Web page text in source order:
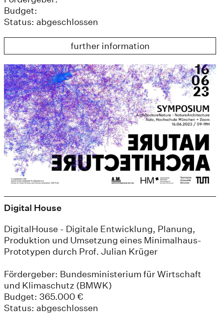
Budget:
Status: abgeschlossen
further information
Digital House
DigitalHouse - Digitale Entwicklung, Planung,
Produktion und Umsetzung eines Minimalhaus-
Prototypen durch Prof. Julian Krüger
Fördergeber: Bundesministerium für Wirtschaft
und Klimaschutz (BMWK)
Budget: 365.000 €
Status: abgeschlossen